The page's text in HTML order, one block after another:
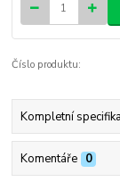
Číslo produktu:
Kompletní
Komentáře 0